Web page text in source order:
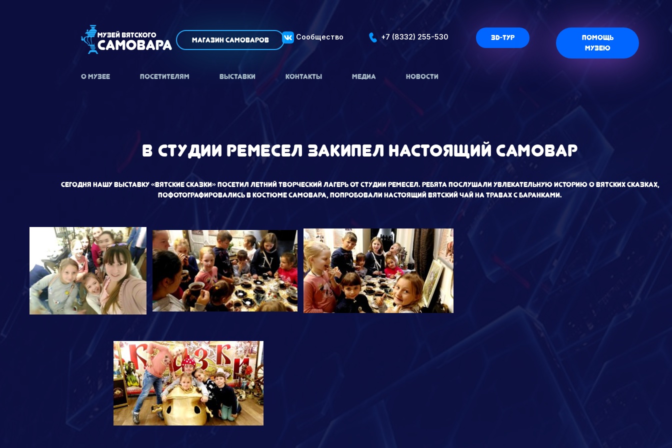
Магазин самоваров Сообщество +7 (8332) 255-530 3D-тур
Помощь
музею
О МУЗЕЕ ПОСЕТИТЕЛЯМ ВЫСТАВКИ КОНТАКТЫ МЕДИА НОВОСТИ
В СТУДИИ РЕМЕСЕЛ ЗАКИПЕЛ НАСТОЯЩИЙ САМОВАР
Сегодня нашу выставку «Вятские сказки» посетил летний творческий лагерь от Студии ремесел. Ребята послушали увлекательную историю о вятских сказках,
пофотографировались в костюме самовара, попробовали настоящий вятский чай на травах с баранками.